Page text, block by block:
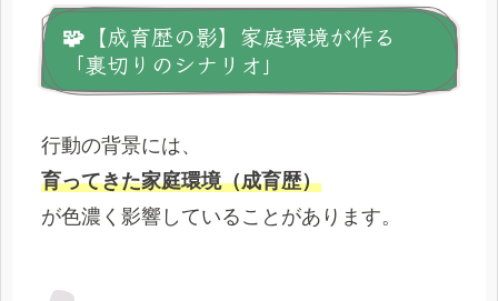
🧩【成育歴の影】家庭環境が作る
「裏切りのシナリオ」
行動の背景には、
育ってきた家庭環境（成育歴）
が色濃く影響していることがあります。